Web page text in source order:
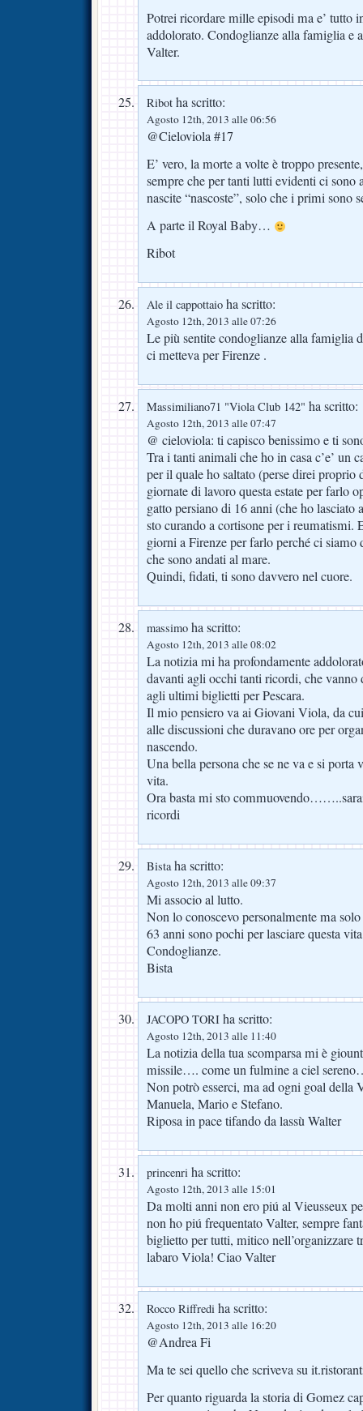
Potrei ricordare mille episodi ma e’ tutto
addolorato. Condoglianze alla famiglia e
Valter.
Ribot ha scritto:
Agosto 12th, 2013 alle 06:56
@Cieloviola #17
E’ vero, la morte a volte è troppo
sempre che per tanti lutti evidenti ci sono
nascite “nascoste”, solo che i primi sono
A parte il Royal Baby…
Ribot
Ale il cappottaio ha scritto:
Agosto 12th, 2013 alle 07:26
Le più sentite condoglianze alla famiglia
ci metteva per Firenze .
Massimiliano71 "Viola Club 142" ha scritto:
Agosto 12th, 2013 alle 07:47
@ cieloviola: ti capisco benissimo e ti
Tra i tanti animali che ho in casa c’e’ un
per il quale ho saltato (perse direi proprio
giornate di lavoro questa estate per farlo
gatto persiano di 16 anni (che ho lasciato
sto curando a cortisone per i reumatismi.
giorni a Firenze per farlo perché ci
che sono andati al mare.
Quindi, fidati, ti sono davvero nel cuore.
massimo ha scritto:
Agosto 12th, 2013 alle 08:02
La notizia mi ha profondamente
davanti agli occhi tanti ricordi, che vanno
agli ultimi biglietti per Pescara.
Il mio pensiero va ai Giovani Viola, da
alle discussioni che duravano ore per
nascendo.
Una bella persona che se ne va e si porta
vita.
Ora basta mi sto
ricordi
Bistaha scritto:
Agosto 12th, 2013 alle 09:37
Mi associo al lutto.
Non lo conoscevo personalmente ma
63 anni sono pochi per lasciare questa
Condoglianze.
Bista
JACOPO TORI ha scritto:
Agosto 12th, 2013 alle 11:40
La notizia della tua scomparsa mi è
missile…. come un fulmine a ciel
Non potrò esserci, ma ad ogni goal della
Manuela, Mario e Stefano.
Riposa in pace tifando da lassù Walter
princenri ha scritto:
Agosto 12th, 2013 alle 15:01
Da molti anni non ero piú al Vieusseux
non ho piú frequentato Valter, sempre
biglietto per tutti, mitico nell’organizzare
labaro Viola! Ciao Valter
Rocco Riffredi ha scritto:
Agosto 12th, 2013 alle 16:20
@Andrea Fi
Ma te sei quello che scriveva su
Per quanto riguarda la storia di Gomez